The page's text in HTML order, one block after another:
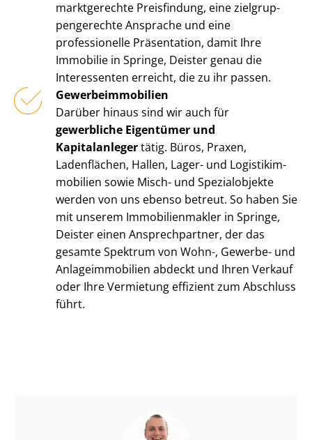
marktgerechte Preisfindung, eine ziel­grup­
pen­ge­rech­te Ansprache und eine
professionelle Präsentation, damit Ihre
Immobilie in Springe, Deister genau die
Interessenten erreicht, die zu ihr passen.
Ge­wer­be­im­mo­bi­li­en
Darüber hinaus sind wir auch für
gewerbliche Eigentümer und
Kapitalanlegertätig. Büros, Praxen,
Ladenflächen, Hallen, Lager- und Lo­gis­tik­im­
mo­bi­li­en sowie Misch- und Spezialobjekte
werden von uns ebenso betreut. So haben Sie
mit unserem Im­mo­bi­li­en­mak­ler in Springe,
Deister einen Ansprechpartner, der das
gesamte Spektrum von Wohn-, Gewerbe- und
An­la­ge­im­mo­bi­li­en abdeckt und Ihren Verkauf
oder Ihre Vermietung effizient zum Abschluss
führt.